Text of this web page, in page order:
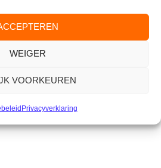
WEIGER
VOORKEUREN
Privacyverklaring
koffie, na afloop van de
drinken.
contact opnemen met de